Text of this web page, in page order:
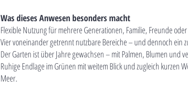
Was dieses Anwesen besonders macht
Flexible Nutzung für mehrere Generationen, Familie, Freunde
Vier voneinander getrennt nutzbare Bereiche – und dennoch ein
Der Garten ist über Jahre gewachsen – mit Palmen, Blumen und
Ruhige Endlage im Grünen mit weitem Blick und zugleich kurzen
Meer.